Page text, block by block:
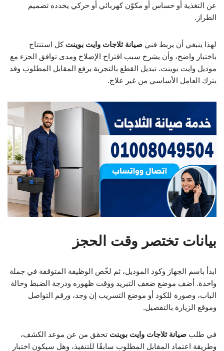
عن التغذية أو حساس أو مكوّن كهربائي أو حركي يحدده تصميم
الطراز.
لهذا ينبغي أن يربط فني صيانة ثلاجات وايت بوينت كل استنتاج
باختبار واضح، وأن يشرح سبب اقتراح الإصلاح ومدى توافق الجزء مع
موديل وايت بوينت. تبديل القطع بالتجربة يرفع المقابل المطلوب وقد
يترك العامل الأساسي من غير علاج.
بيانات تختصر وقت الحجز
ابدأ باسم الجهاز وكود الموديل، ثم لخّص الوظيفة المتوقفة في جملة
واحدة. أضف موضع ضعف التبريد ووقت ظهوره ودرجة الضبط وحالة
الباب، وصورة للكود أو موضع التسريب إن وجد، ورقم التواصل
وموقع الزيارة بالتفصيل.
في طلب صيانة ثلاجات وايت بوينت تحقق من عن موعد الكشف،
وطريقة اعتماد المقابل المطلوب سابقًا للتنفيذ، وهل سيكون اختبار